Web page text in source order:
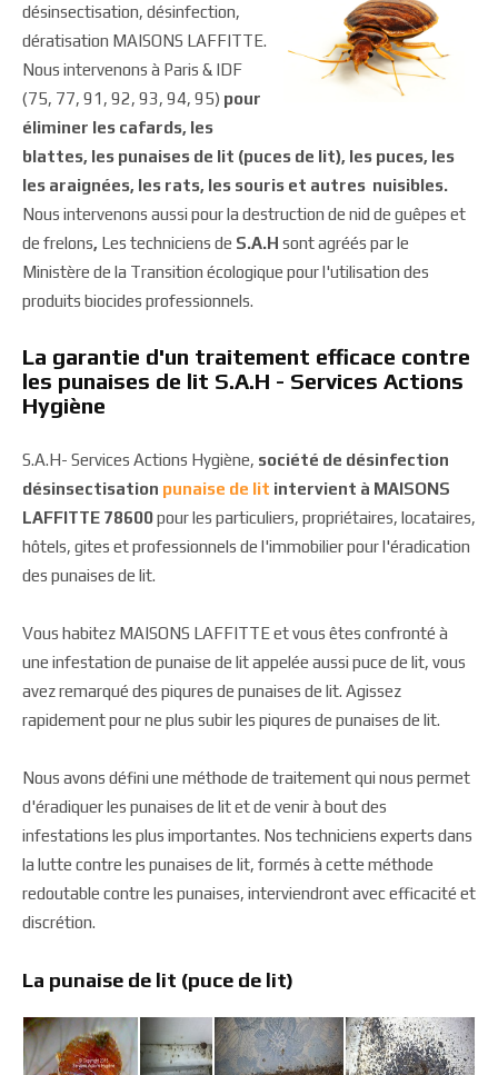
désinsectisation, désinfection,
dératisation MAISONS LAFFITTE.
Nous intervenons à Paris & IDF
(75, 77, 91, 92, 93, 94, 95) pour
éliminer les cafards, les
blattes, les punaises de lit (puces de lit), les puces, les
les araignées, les rats, les souris et autres nuisibles.
Nous intervenons aussi pour la destruction de nid de guêpes et
de frelons, Les techniciens de S.A.H sont agréés par le
Ministère de la Transition écologique pour l'utilisation des
produits biocides professionnels.
La garantie d'un traitement efficace contre
les punaises de lit S.A.H - Services Actions
Hygiène
S.A.H- Services Actions Hygiène, société de désinfection
désinsectisation punaise de lit intervient à MAISONS
LAFFITTE 78600pour les particuliers, propriétaires, locataires,
hôtels, gites et professionnels de l'immobilier pour l'éradication
des punaises de lit.
Vous habitez MAISONS LAFFITTE et vous êtes confronté à
une infestation de punaise de lit appelée aussi puce de lit, vous
avez remarqué des piqures de punaises de lit. Agissez
rapidement pour ne plus subir les piqures de punaises de lit.
Nous avons défini une méthode de traitement qui nous permet
d'éradiquer les punaises de lit et de venir à bout des
infestations les plus importantes. Nos techniciens experts dans
la lutte contre les punaises de lit, formés à cette méthode
redoutable contre les punaises, interviendront avec efficacité et
discrétion.
La punaise de lit (puce de lit)